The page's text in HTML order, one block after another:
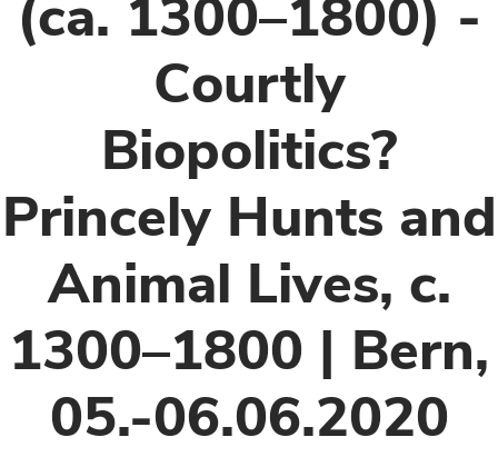
(ca. 1300–1800) -
Courtly
Biopolitics?
Princely Hunts and
Animal Lives, c.
1300–1800 | Bern,
05.-06.06.2020